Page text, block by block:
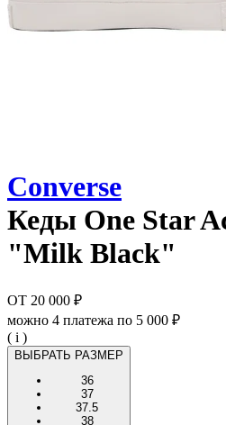
Converse
Кеды One Star
"Milk Black"
ОТ 20 000 ₽
можно 4 платежа по 5 000 ₽
( i )
ВЫБРАТЬ РАЗМЕР
36
37
37.5
38